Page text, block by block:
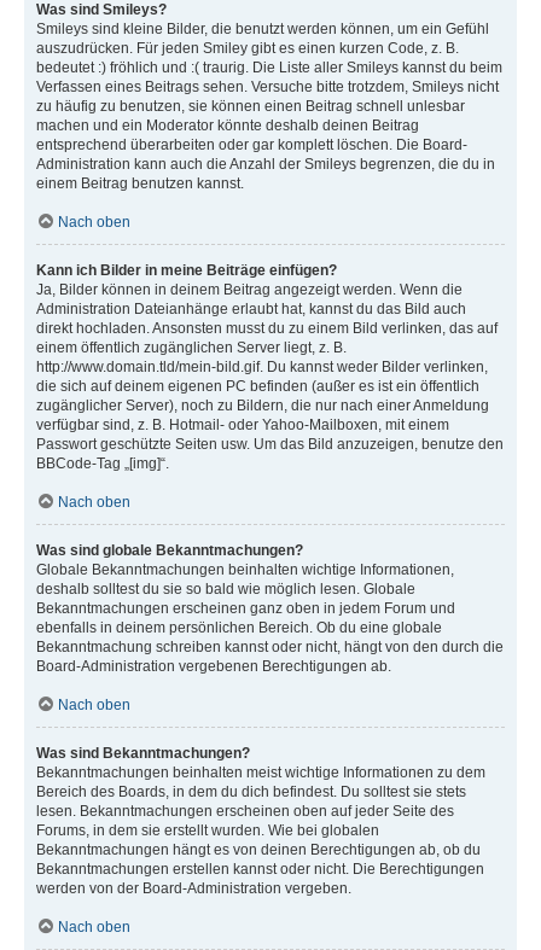
Was sind Smileys?
Smileys sind kleine Bilder, die benutzt werden können, um ein Gefühl
auszudrücken. Für jeden Smiley gibt es einen kurzen Code, z. B.
bedeutet :) fröhlich und :( traurig. Die Liste aller Smileys kannst du beim
Verfassen eines Beitrags sehen. Versuche bitte trotzdem, Smileys nicht
zu häufig zu benutzen, sie können einen Beitrag schnell unlesbar
machen und ein Moderator könnte deshalb deinen Beitrag
entsprechend überarbeiten oder gar komplett löschen. Die Board-
Administration kann auch die Anzahl der Smileys begrenzen, die du in
einem Beitrag benutzen kannst.
Nach oben
Kann ich Bilder in meine Beiträge einfügen?
Ja, Bilder können in deinem Beitrag angezeigt werden. Wenn die
Administration Dateianhänge erlaubt hat, kannst du das Bild auch
direkt hochladen. Ansonsten musst du zu einem Bild verlinken, das auf
einem öffentlich zugänglichen Server liegt, z. B.
http://www.domain.tld/mein-bild.gif. Du kannst weder Bilder verlinken,
die sich auf deinem eigenen PC befinden (außer es ist ein öffentlich
zugänglicher Server), noch zu Bildern, die nur nach einer Anmeldung
verfügbar sind, z. B. Hotmail- oder Yahoo-Mailboxen, mit einem
Passwort geschützte Seiten usw. Um das Bild anzuzeigen, benutze den
BBCode-Tag „[img]“.
Nach oben
Was sind globale Bekanntmachungen?
Globale Bekanntmachungen beinhalten wichtige Informationen,
deshalb solltest du sie so bald wie möglich lesen. Globale
Bekanntmachungen erscheinen ganz oben in jedem Forum und
ebenfalls in deinem persönlichen Bereich. Ob du eine globale
Bekanntmachung schreiben kannst oder nicht, hängt von den durch die
Board-Administration vergebenen Berechtigungen ab.
Nach oben
Was sind Bekanntmachungen?
Bekanntmachungen beinhalten meist wichtige Informationen zu dem
Bereich des Boards, in dem du dich befindest. Du solltest sie stets
lesen. Bekanntmachungen erscheinen oben auf jeder Seite des
Forums, in dem sie erstellt wurden. Wie bei globalen
Bekanntmachungen hängt es von deinen Berechtigungen ab, ob du
Bekanntmachungen erstellen kannst oder nicht. Die Berechtigungen
werden von der Board-Administration vergeben.
Nach oben